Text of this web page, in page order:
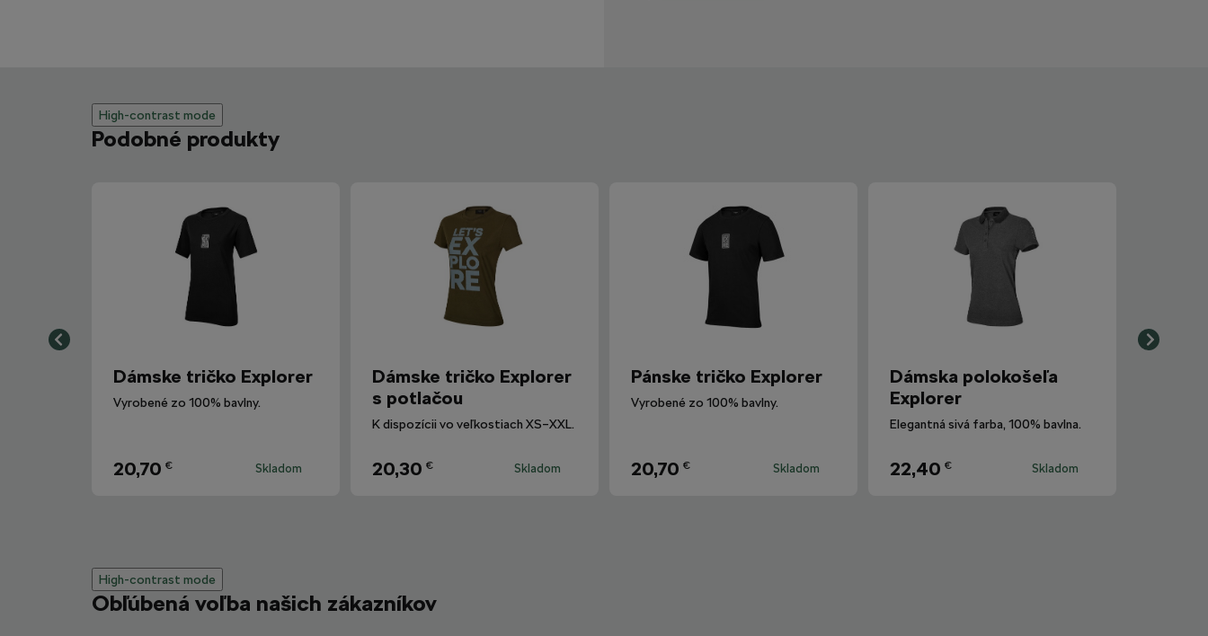
High-contrast mode
Podobné produkty
Dámske tričko Explorer
Vyrobené zo 100% bavlny.
20,70 € Skladom
Dámske tričko Explorer
s potlačou
K dispozícii vo veľkostiach XS–XXL.
20,30 € Skladom
Pánske tričko Explorer
Vyrobené zo 100% bavlny.
20,70 € Skladom
Dámska polokošeľa
Explorer
Elegantná sivá farba, 100% bavlna.
22,40 € Skladom
High-contrast mode
Obľúbená voľba našich zákazníkov